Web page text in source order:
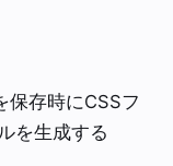
保存時にCSSフ
を生成する